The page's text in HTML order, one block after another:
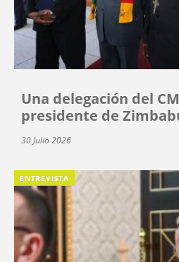
Una delegación del
presidente de
30 Julio 2026
ENTREVISTA